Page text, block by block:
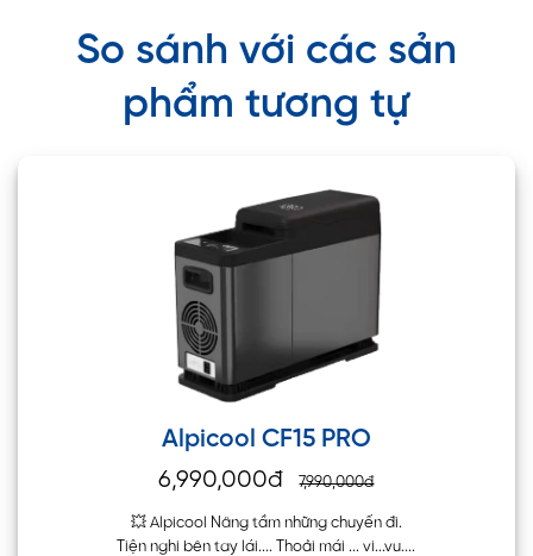
So sánh với các sản
phẩm tương tự
Alpicool CF15 PRO
6,990,000đ 7,990,000đ
💥 Alpicool Nâng tầm những chuyến đi.
Tiện nghi bên tay lái.... Thoải mái ... vi...vu....